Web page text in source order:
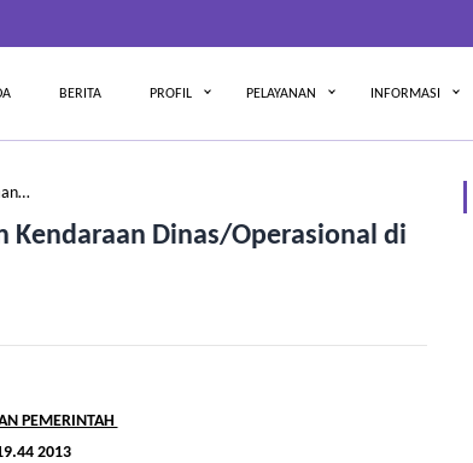
BERITA PROFIL PELAYANAN INFORMASI
Kendaraan Dinas/Operasional di
PEMERINTAH
2013